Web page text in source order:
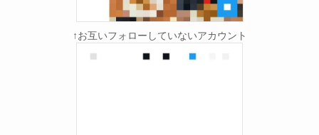
↑お互いフォローしていないアカウント